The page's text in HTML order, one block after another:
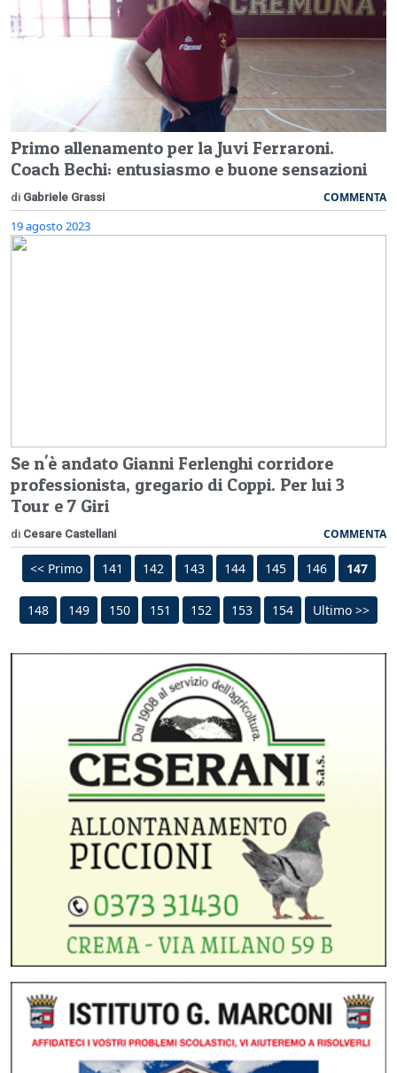
Primo allenamento per la Juvi Ferraroni.
Coach Bechi: entusiasmo e buone sensazioni
di Gabriele Grassi COMMENTA
19 agosto 2023
Se n'è andato Gianni Ferlenghi corridore
professionista, gregario di Coppi. Per lui 3
Tour e 7 Giri
di Cesare Castellani COMMENTA
<< Primo 141 142 143 144 145 146 147
148 149 150 151 152 153 154 Ultimo >>